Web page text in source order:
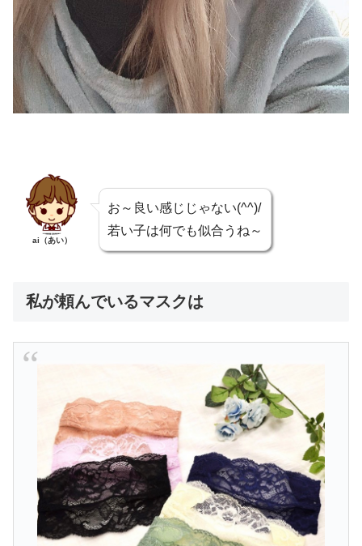
ai（あい）
お～良い感じじゃない(^^)/
若い子は何でも似合うね～
私が頼んでいるマスクは